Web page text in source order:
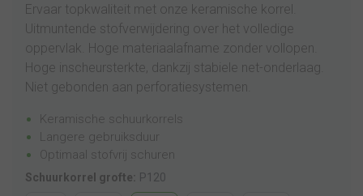
Ervaar topkwaliteit met onze keramische korrel.
Uitmuntende stofverwijdering over het volledige
oppervlak. Hoge materiaalafname zonder vollopen.
Hoge inscheursterkte, dankzij stabiele net-onderlaag.
Niet gebonden aan perforatiesystemen.
Keramische schuurkorrels
Langere gebruiksduur
Optimaal stofvrij schuren
Schuurkorrel grofte: P120